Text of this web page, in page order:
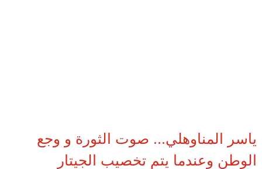
ياسر المناوهلي... صوت الثورة و وجع
الوطن وعندما يتم تخصيب الجيتار